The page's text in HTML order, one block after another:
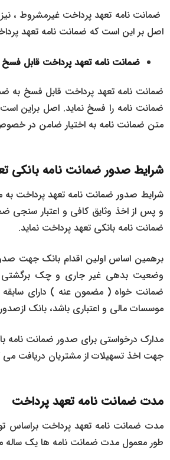
ضمانت نامه تعهد پرداخت غیرمشروط ،
اصل بر این است که ضمانت نامه تعهد
ضمانت نامه تعهد پرداخت قابل
ضمانت نامه تعهد پرداخت قابل فسخ به
ضمانت نامه را فسخ نماید. اصل براین
متن ضمانت نامه به اختیار ضامن در
شرایط صدور ضمانت نامه بانکی
شرایط صدور ضمانت نامه تعهد پرداخت
و پس از اخذ وثایق کافی و اعتبار سنجی
ضمانت نامه بانکی تعهد پرداخت نماید.
برهمین اساس اولین اقدام بانک جهت
وضعیت بدهی غیر جاری و چک برگشتی از
ضمانت خواه ( مضمون عنه ) دارای
موسسات مالی و اعتباری باشد، بانک
مدارک درخواستی برای صدور ضمانت نامه
جهت اخذ تسهیلات از مشتریان دریافت می
مدت ضمانت نامه تعهد پرداخت
مدت ضمانت نامه تعهد پرداخت براساس
طور معمول مدت ضمانت نامه ها یک ساله